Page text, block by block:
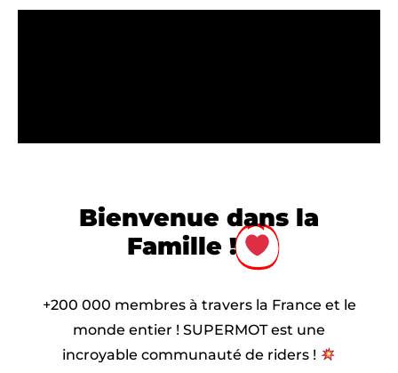
Bienvenue dans la
Famille !
+200 000 membres à travers la France et le
monde entier ! SUPERMOT est une
incroyable communauté de riders !